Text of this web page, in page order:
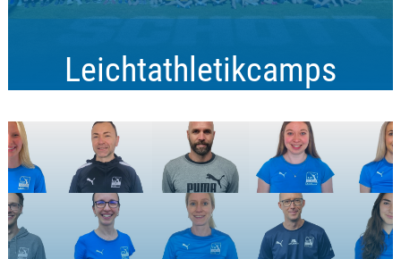
Leichtathletikcamps
Laufen, Springen, Werfen und vieles mehr!
Mache dich bereit für eine Woche voller Herausforderungen und
Spaß in unseren Leichtathletikcamps!
Mehr Infos